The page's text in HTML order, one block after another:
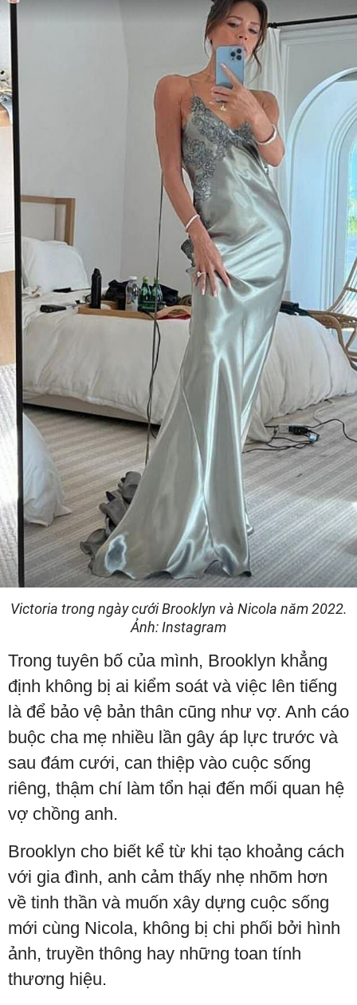
Victoria trong ngày cưới Brooklyn và Nicola năm 2022.
Ảnh: Instagram
Trong tuyên bố của mình, Brooklyn khẳng
định không bị ai kiểm soát và việc lên tiếng
là để bảo vệ bản thân cũng như vợ. Anh cáo
buộc cha mẹ nhiều lần gây áp lực trước và
sau đám cưới, can thiệp vào cuộc sống
riêng, thậm chí làm tổn hại đến mối quan hệ
vợ chồng anh.
Brooklyn cho biết kể từ khi tạo khoảng cách
với gia đình, anh cảm thấy nhẹ nhõm hơn
về tinh thần và muốn xây dựng cuộc sống
mới cùng Nicola, không bị chi phối bởi hình
ảnh, truyền thông hay những toan tính
thương hiệu.